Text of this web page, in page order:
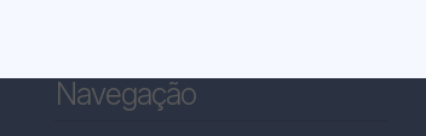
Navegação